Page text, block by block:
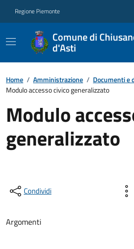
Regione Piemonte
Comune di
d'Asti
Home / Amministrazione / Documenti e
Modulo accesso civico generalizzato
Modulo
generalizzato
Condividi
Argomenti